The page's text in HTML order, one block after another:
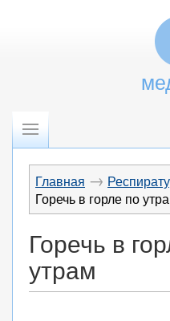
Главная →
Горечь в горле по
Горечь в
утрам